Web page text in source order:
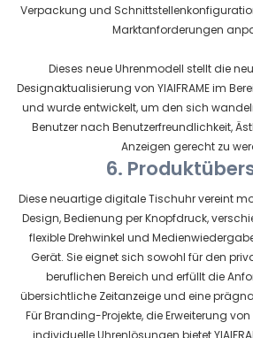
Verpackung und
Marktanforderungen
Dieses neue Uhrenmodell stellt die
Designaktualisierung von YIAIFRAME im
und wurde entwickelt, um den sich
Benutzer nach Benutzerfreundlichkeit,
Anzeigen gerecht zu
6.
Diese neuartige digitale Tischuhr vereint
Design, Bedienung per Knopfdruck,
flexible Drehwinkel und
Gerät. Sie eignet sich sowohl für den
beruflichen Bereich und erfüllt die
übersichtliche Zeitanzeige und eine
Für Branding-Projekte, die Erweiterung
individuelle Uhrenlösungen bietet